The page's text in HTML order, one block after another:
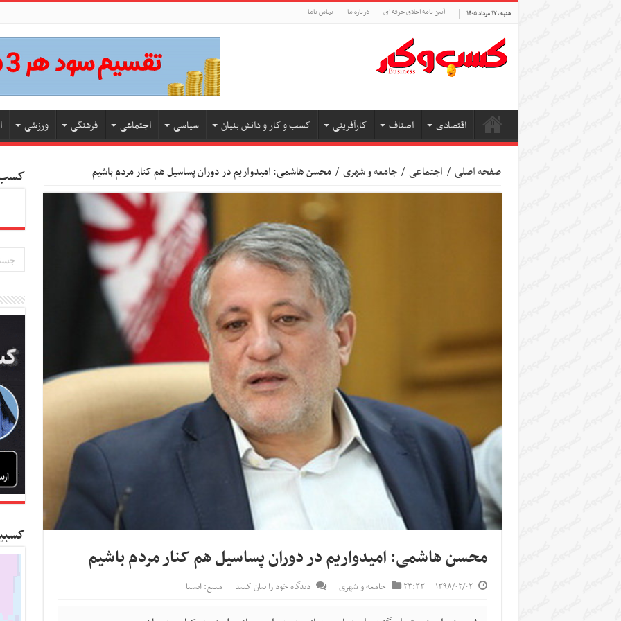
شنبه , ۱۷ مرداد ۱۴۰۵ آیین نامه اخلاق حرفه ای درباره ما تماس باما
اقتصادی اصناف کارآفرینی کسب و کار و دانش بنیان سیاسی اجتماعی فرهنگی ورزشی
صفحه اصلی / اجتماعی / جامعه و شهری / محسن هاشمی: امیدواریم در دوران پساسیل هم کنار مردم باشیم
محسن هاشمی: امیدواریم در دوران پساسیل هم کنار مردم باشیم
۱۳۹۸/۰۲/۰۲ ۲۳:۳۳ جامعه و شهری دیدگاه خود را بیان کنید منبع: ایسنا
کسب